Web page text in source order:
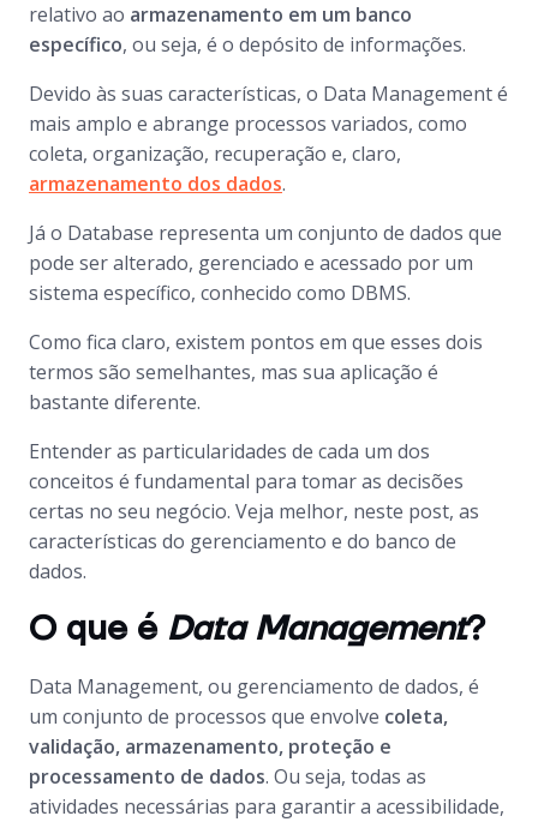
relativo ao armazenamento em um banco
específico, ou seja, é o depósito de informações.
Devido às suas características, o Data Managementé
mais amplo e abrange processos variados, como
coleta, organização, recuperação e, claro,
armazenamento dos dados.
Já o Database representa um conjunto de dados que
pode ser alterado, gerenciado e acessado por um
sistema específico, conhecido como DBMS.
Como fica claro, existem pontos em que esses dois
termos são semelhantes, mas sua aplicação é
bastante diferente.
Entender as particularidades de cada um dos
conceitos é fundamental para tomar as decisões
certas no seu negócio. Veja melhor, neste post, as
características do gerenciamento e do banco de
dados.
O que é Data Management?
Data Management, ou gerenciamento de dados, é
um conjunto de processos que envolve coleta,
validação, armazenamento, proteção e
processamento de dados. Ou seja, todas as
atividades necessárias para garantir a acessibilidade,